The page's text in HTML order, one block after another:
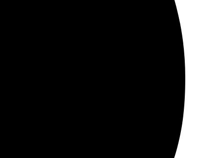
интерфейс на сайте и быстрая доставка. Всё